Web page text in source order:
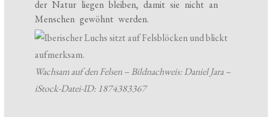
der Natur liegen bleiben, damit sie nicht an
Menschen gewöhnt werden.
Wachsam auf den Felsen – Bildnachweis: Daniel Jara –
iStock-Datei-ID: 1874383367